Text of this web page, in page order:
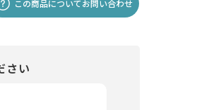
この商品についてお問い合わせ
さい